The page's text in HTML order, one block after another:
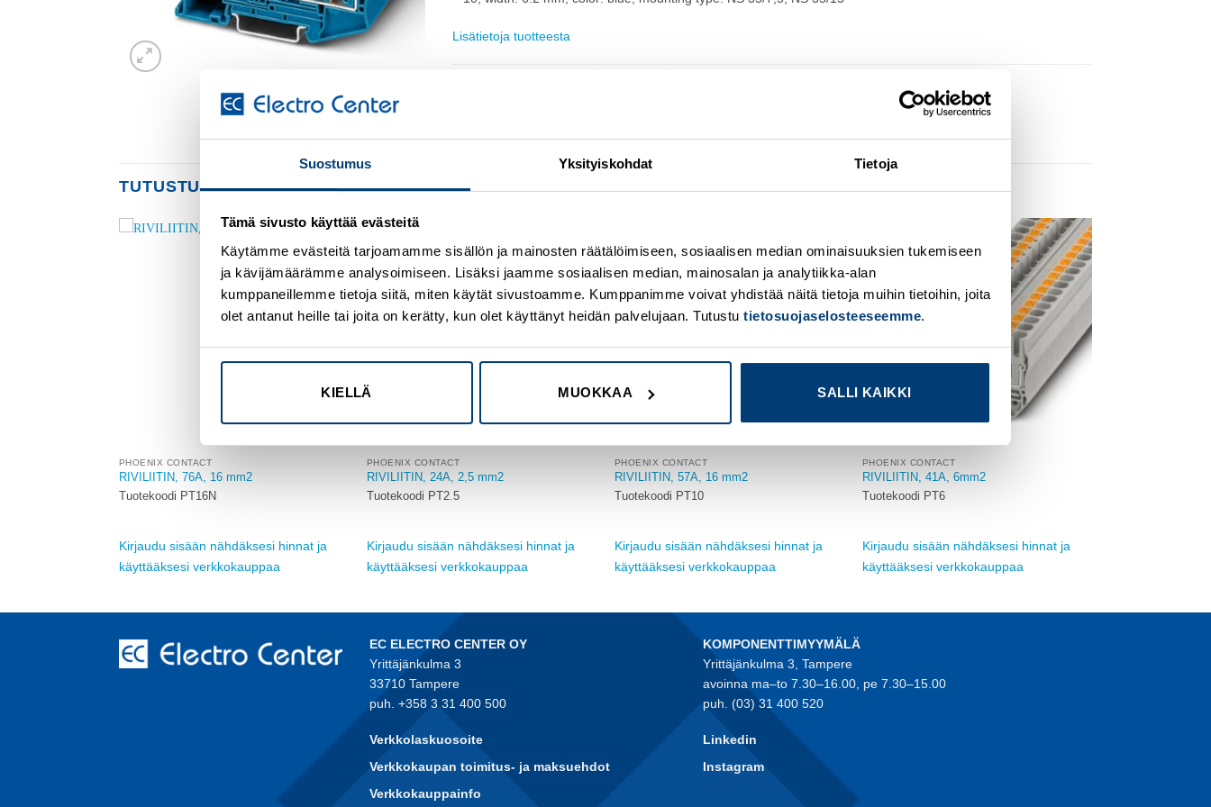
Suostumus Yksityiskohdat Tietoja
Tämä sivusto käyttää evästeitä
Käytämme evästeitä tarjoamamme sisällön ja mainosten räätälöimiseen, sosiaalisen median ominaisuuksien tukemiseen
ja kävijämäärämme analysoimiseen. Lisäksi jaamme sosiaalisen median, mainosalan ja analytiikka-alan
kumppaneillemme tietoja siitä, miten käytät sivustoamme. Kumppanimme voivat yhdistää näitä tietoja muihin tietoihin, joita
olet antanut heille tai joita on kerätty, kun olet käyttänyt heidän palvelujaan. Tutustu tietosuojaselosteeseemme.
KIELLÄ MUOKKAA SALLI KAIKKI
Lisätietoja tuotteesta
TUTUSTU MYÖS
wishlist
PHOENIX CONTACT
RIVILIITIN, 76A, 16 mm2
Tuotekoodi PT16N
Kirjaudu sisään nähdäksesi hinnat ja
käyttääksesi verkkokauppaa
wishlist
PHOENIX CONTACT
RIVILIITIN, 24A, 2,5 mm2
Tuotekoodi PT2.5
Kirjaudu sisään nähdäksesi hinnat ja
käyttääksesi verkkokauppaa
wishlist
PHOENIX CONTACT
RIVILIITIN, 57A, 16 mm2
Tuotekoodi PT10
Kirjaudu sisään nähdäksesi hinnat ja
käyttääksesi verkkokauppaa
Add to
wishlist
PHOENIX CONTACT
RIVILIITIN, 41A, 6mm2
Tuotekoodi PT6
Kirjaudu sisään nähdäksesi hinnat ja
käyttääksesi verkkokauppaa
EC ELECTRO CENTER OY
Yrittäjänkulma 3
33710 Tampere
puh. +358 3 31 400 500
Verkkolaskuosoite
Verkkokaupan toimitus- ja maksuehdot
Verkkokauppainfo
KOMPONENTTIMYYMÄLÄ
Yrittäjänkulma 3, Tampere
avoinna ma–to 7.30–16.00, pe 7.30–15.00
puh. (03) 31 400 520
Linkedin
Instagram